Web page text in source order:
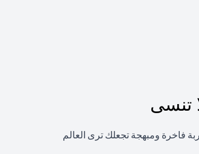
تنسى
فاخرة ومبهجة تجعلك ترى العالم